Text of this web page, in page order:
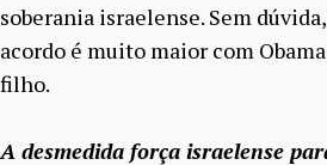
soberania israelense. Sem
acordo é muito maior com
filho.
A desmedida força israelense